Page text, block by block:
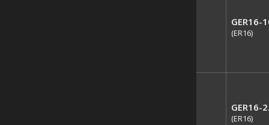
GER16-
(ER16)
GER16-
(ER16)